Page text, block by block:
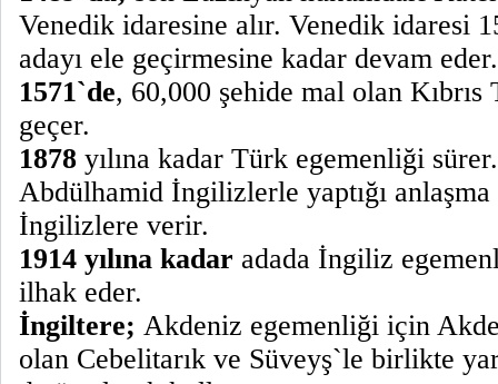
Venedik idaresine alır. Venedik idaresi
adayı ele geçirmesine kadar devam eder.
1571`de, 60,000 şehide mal olan
geçer.
1878 yılına kadar Türk egemenliği
Abdülhamid İngilizlerle yaptığı anlaşma
İngilizlere verir.
1914 yılına kadar adada İngiliz
ilhak eder.
İngiltere; Akdeniz egemenliği için
olan Cebelitarık ve Süveyş`le birlikte